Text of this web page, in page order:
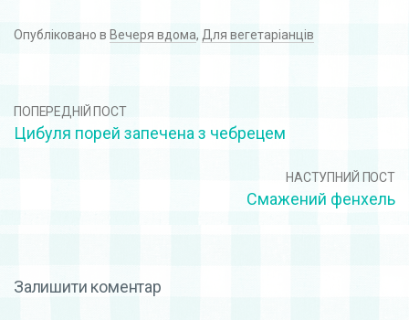
Опубліковано в Вечеря вдома, Для вегетаріанців
ПОПЕРЕДНІЙ ПОСТ
Цибуля порей запечена з чебрецем
НАСТУПНИЙ ПОСТ
Смажений фенхель
Залишити коментар